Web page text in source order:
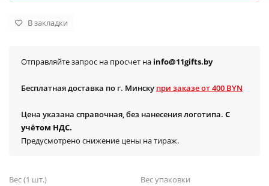
В закладки
Отправляйте запрос на просчет на info@11gifts.by
Бесплатная доставка по г. Минску при заказе от 400 BYN
Цена указана справочная, без нанесения логотипа. С
учётом НДС.
Предусмотрено снижение цены на тираж.
Вес (1 шт.) Вес упаковки